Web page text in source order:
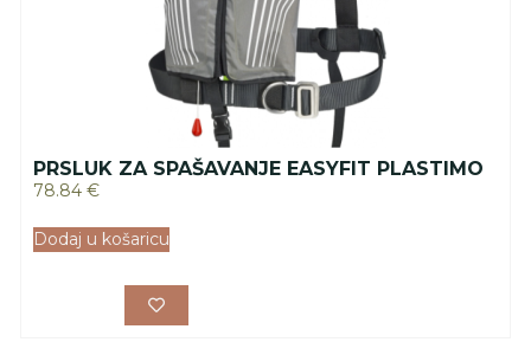
PRSLUK ZA SPAŠAVANJE EASYFIT PLASTIMO
78.84 €
Dodaj u košaricu